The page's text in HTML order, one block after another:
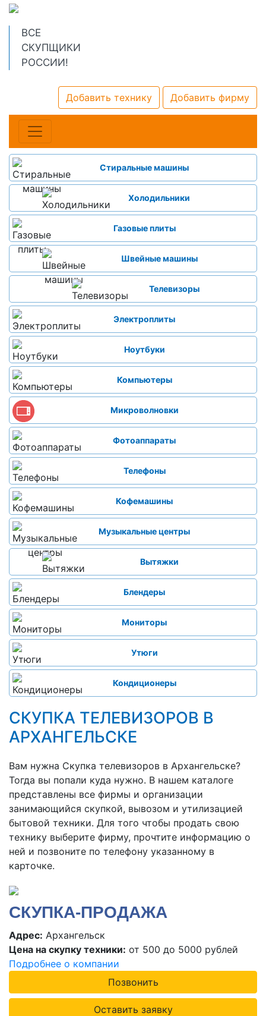
ВСЕ
СКУПЩИКИ
РОССИИ!
Добавить технику Добавить фирму
Стиральные машины
Холодильники
Газовые плиты
Швейные машины
Телевизоры
Электроплиты
Ноутбуки
Компьютеры
Микроволновки
Фотоаппараты
Телефоны
Кофемашины
Музыкальные центры
Вытяжки
Блендеры
Мониторы
Утюги
Кондиционеры
СКУПКА ТЕЛЕВИЗОРОВ В
АРХАНГЕЛЬСКЕ
Вам нужна Скупка телевизоров в Архангельске?
Тогда вы попали куда нужно. В нашем каталоге
представлены все фирмы и организации
занимающийся скупкой, вывозом и утилизацией
бытовой техники. Для того чтобы продать свою
технику выберите фирму, прочтите информацию о
ней и позвоните по телефону указанному в
карточке.
СКУПКА-ПРОДАЖА
Адрес: Архангельск
Цена на скупку техники: от 500 до 5000 рублей
Подробнее о компании
Позвонить
Оставить заявку